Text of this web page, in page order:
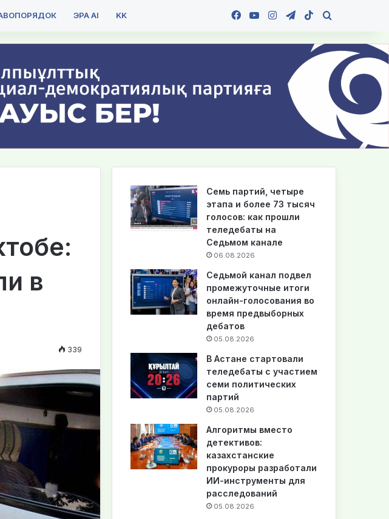
ЭРА AI KK Facebook
YouTubeInstagramTelegram
TikTok
в
339
Семь партий, четыре
этапа и более 73 тысяч
голосов: как прошли
теледебаты на
Седьмом канале
06.08.2026
Седьмой канал подвел
промежуточные итоги
онлайн-голосования во
время предвыборных
дебатов
05.08.2026
В Астане стартовали
теледебаты с участием
семи политических
партий
05.08.2026
Алгоритмы вместо
детективов:
казахстанские
прокуроры разработали
ИИ-инструменты для
расследований
05.08.2026